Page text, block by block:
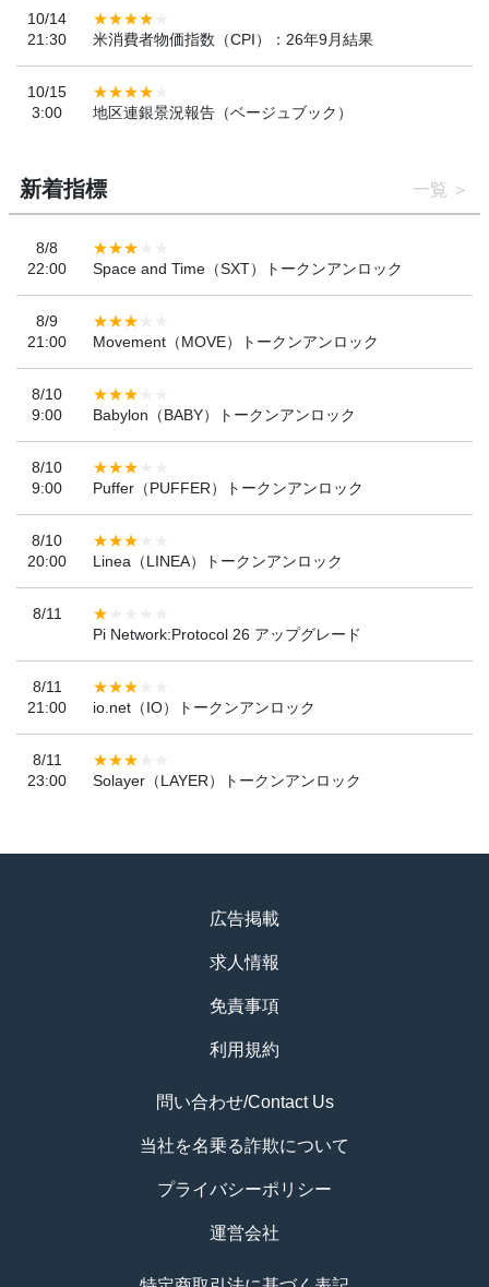
10/14
21:30
米消費者物価指数（CPI）：26年9月結果
10/15
3:00
地区連銀景況報告（ベージュブック）
新着指標 一覧
8/8
22:00
Space and Time（SXT）トークンアンロック
8/9
21:00
Movement（MOVE）トークンアンロック
8/10
9:00
Babylon（BABY）トークンアンロック
8/10
9:00
Puffer（PUFFER）トークンアンロック
8/10
20:00
Linea（LINEA）トークンアンロック
8/11
Pi Network:Protocol 26 アップグレード
8/11
21:00
io.net（IO）トークンアンロック
8/11
23:00
Solayer（LAYER）トークンアンロック
広告掲載
求人情報
免責事項
利用規約
問い合わせ/Contact Us
当社を名乗る詐欺について
プライバシーポリシー
運営会社